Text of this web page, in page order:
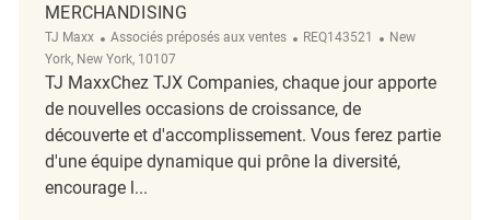
MERCHANDISING
TJ Maxx Catégorie
Associés préposés aux ventes ReqId
REQ143521 Emplacement
New
York, New York, 10107
TJ MaxxChez TJX Companies, chaque jour apporte
de nouvelles occasions de croissance, de
découverte et d'accomplissement. Vous ferez partie
d'une équipe dynamique qui prône la diversité,
encourage l...